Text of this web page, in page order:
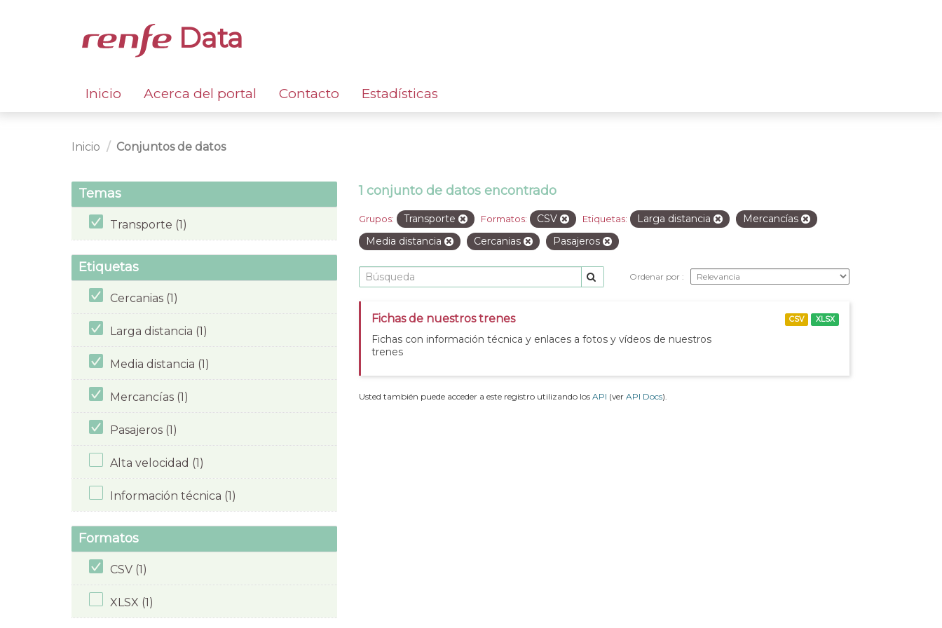
Data
Inicio Acerca del portal Contacto Estadísticas
Inicio Conjuntos de datos
Temas
Transporte (1)
Etiquetas
Cercanias (1)
Larga distancia (1)
Media distancia (1)
Mercancías (1)
Pasajeros (1)
Alta velocidad (1)
Información técnica (1)
Formatos
CSV (1)
XLSX (1)
1 conjunto de datos encontrado
Grupos: Transporte Formatos: CSV Etiquetas: Larga distancia
Mercancías
Media distancia
Cercanias Pasajeros
Ordenar por
Fichas de nuestros trenes
Fichas con información técnica y enlaces a fotos y vídeos de nuestros
trenes
CSV XLSX
Usted también puede acceder a este registro utilizando los API (ver API Docs).